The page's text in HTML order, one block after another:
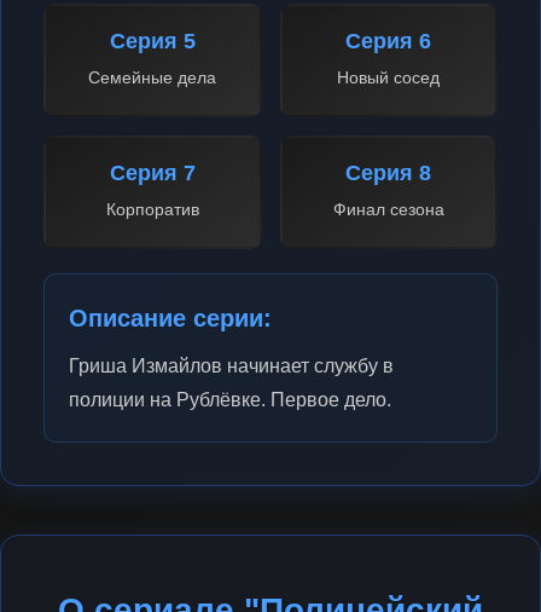
Серия 5
Семейные дела
Серия 6
Новый сосед
Серия 7
Корпоратив
Серия 8
Финал сезона
Описание серии:
Гриша Измайлов начинает службу в
полиции на Рублёвке. Первое дело.